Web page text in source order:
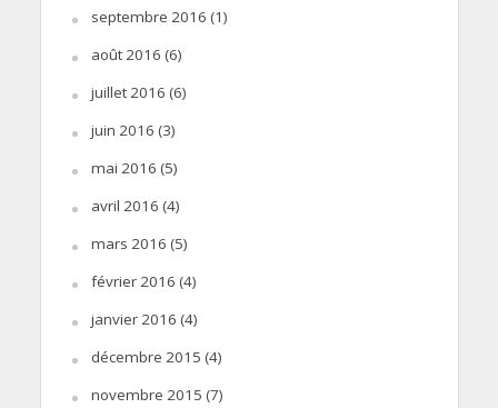
septembre 2016 (1)
août 2016 (6)
juillet 2016 (6)
juin 2016 (3)
mai 2016 (5)
avril 2016 (4)
mars 2016 (5)
février 2016 (4)
janvier 2016 (4)
décembre 2015 (4)
novembre 2015 (7)